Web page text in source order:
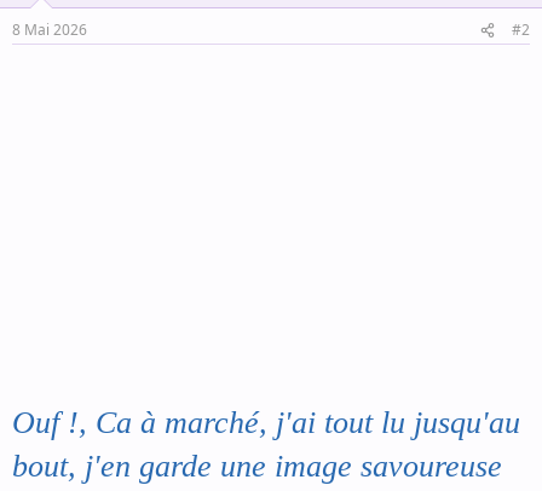
s
8 Mai 2026 #2
Ouf !, Ca à marché, j'ai tout lu jusqu'au
bout, j'en garde une image savoureuse